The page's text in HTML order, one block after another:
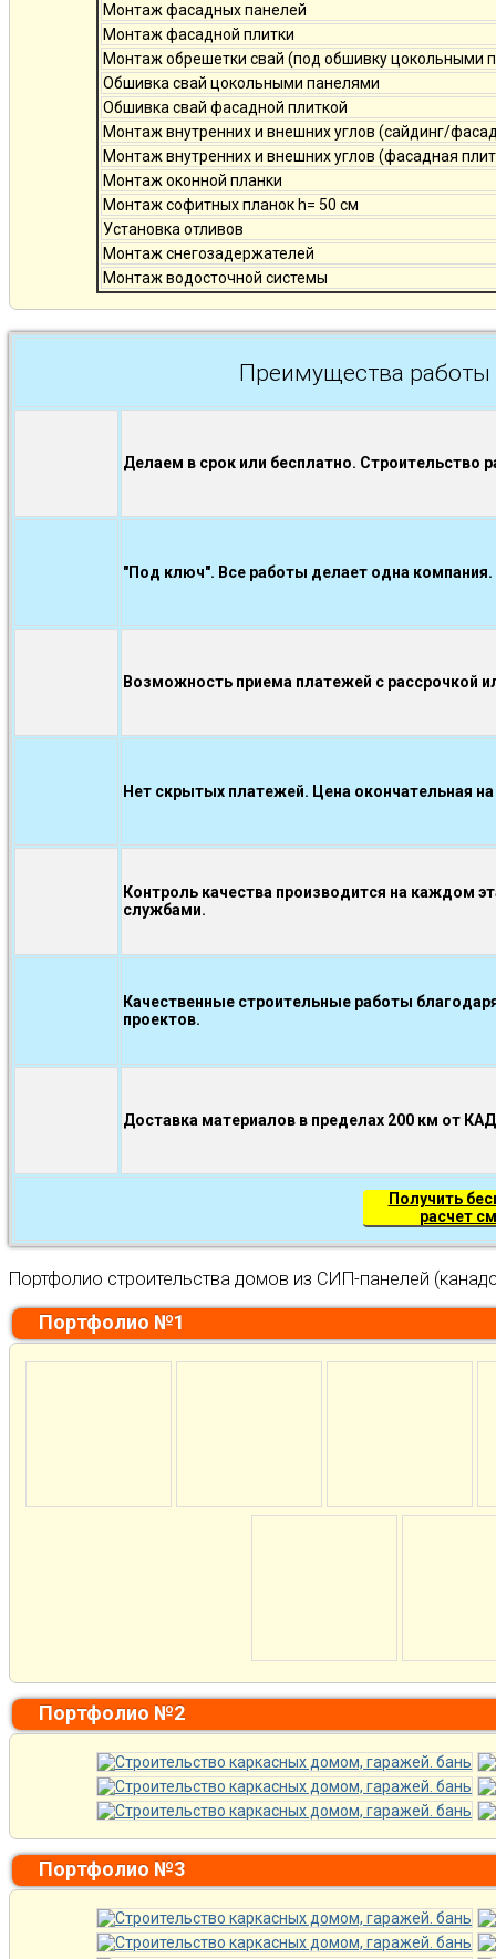
Монтаж фасадных панелей
Монтаж фасадной плитки
Монтаж обрешетки свай (под обшивку цокольными
Обшивка свай цокольными панелями
Обшивка свай фасадной плиткой
Монтаж внутренних и внешних углов (сайдинг/
Монтаж внутренних и внешних углов (фасадная
Монтаж оконной планки
Монтаж софитных планок h= 50 см
Установка отливов
Монтаж снегозадержателей
Монтаж водосточной системы
Преимущества
Делаем в срок или бесплатно. Строительство
"Под ключ". Все работы делает одна компания.
Возможность приема платежей с рассрочкой
Нет скрытых платежей. Цена окончательная
Контроль качества производится на каждом
службами.
Качественные строительные работы
проектов.
Доставка материалов в пределах 200 км от
Получить
расчет
Портфолио строительства домов из СИП-панелей
Портфолио №1
Портфолио №2
Портфолио №3